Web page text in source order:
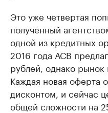
Это уже четвертая
полученный
одной из кредитных
2016 года АСВ
рублей, однако рынок
Каждая новая оферта
дисконтом, и сейчас
общей сложности на